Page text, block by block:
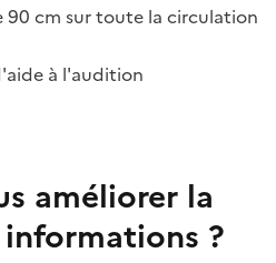
90 cm sur toute la circulation
à l'audition
améliorer la
?